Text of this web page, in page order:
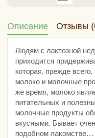
Описание Отзывы
Людям с лактозной
приходится
которая, прежде
молоко и молочные
же время, молоко
питательных и
молочные продукты
вкусными. Бывает
подобном лакомстве…